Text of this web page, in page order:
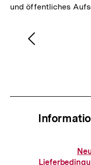
und öffentliches
Vorherigen